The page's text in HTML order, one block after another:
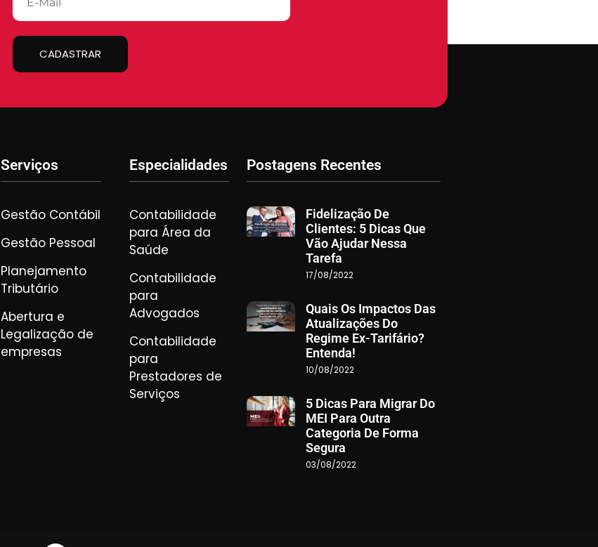
CADASTRAR
Serviços
Gestão Contábil
Gestão Pessoal
Planejamento
Tributário
Abertura e
Legalização de
empresas
Especialidades
Contabilidade
para Área da
Saúde
Contabilidade
para
Advogados
Contabilidade
para
Prestadores de
Serviços
Postagens Recentes
Fidelização De
Clientes: 5 Dicas Que
Vão Ajudar Nessa
Tarefa
17/08/2022
Quais Os Impactos Das
Atualizações Do
Regime Ex-Tarifário?
Entenda!
10/08/2022
5 Dicas Para Migrar Do
MEI Para Outra
Categoria De Forma
Segura
03/08/2022